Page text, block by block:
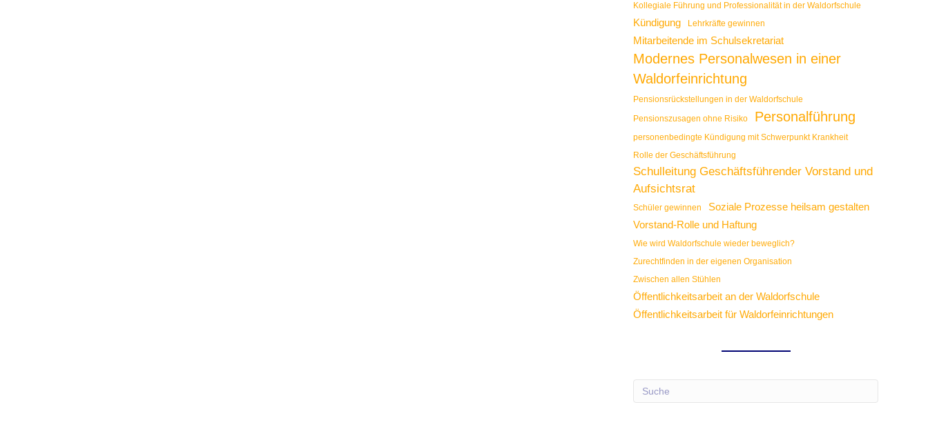
Kollegiale Führung und Professionalität in der Waldorfschule
Kündigung Lehrkräfte gewinnen
Mitarbeitende im Schulsekretariat
Modernes Personalwesen in einer
Waldorfeinrichtung
Pensionsrückstellungen in der Waldorfschule
Pensionszusagen ohne Risiko
Personalführung
personenbedingte Kündigung mit Schwerpunkt Krankheit
Rolle der Geschäftsführung
Schulleitung Geschäftsführender Vorstand und
Aufsichtsrat
Schüler gewinnen
Soziale Prozesse heilsam gestalten
Vorstand-Rolle und Haftung
Wie wird Waldorfschule wieder beweglich?
Zurechtfinden in der eigenen Organisation
Zwischen allen Stühlen
Öffentlichkeitsarbeit an der Waldorfschule
Öffentlichkeitsarbeit für Waldorfeinrichtungen